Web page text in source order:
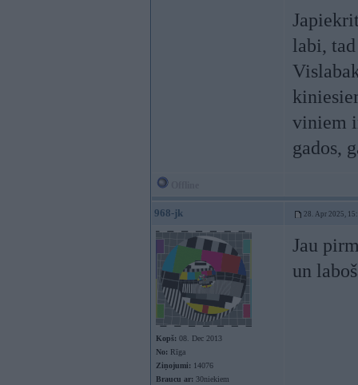
labi,
viniem
gados,
968-jk 28. Apr 2025,
Kopš: 08. Dec 2013
No: Rīga
Ziņojumi: 14076
Braucu ar: 30niekiem
Jau
un